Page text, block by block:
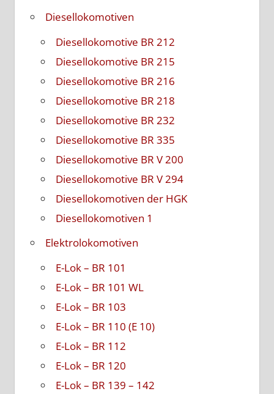
Diesellokomotiven
Diesellokomotive BR 212
Diesellokomotive BR 215
Diesellokomotive BR 216
Diesellokomotive BR 218
Diesellokomotive BR 232
Diesellokomotive BR 335
Diesellokomotive BR V 200
Diesellokomotive BR V 294
Diesellokomotiven der HGK
Diesellokomotiven 1
Elektrolokomotiven
E-Lok – BR 101
E-Lok – BR 101 WL
E-Lok – BR 103
E-Lok – BR 110 (E 10)
E-Lok – BR 112
E-Lok – BR 120
E-Lok – BR 139 – 142